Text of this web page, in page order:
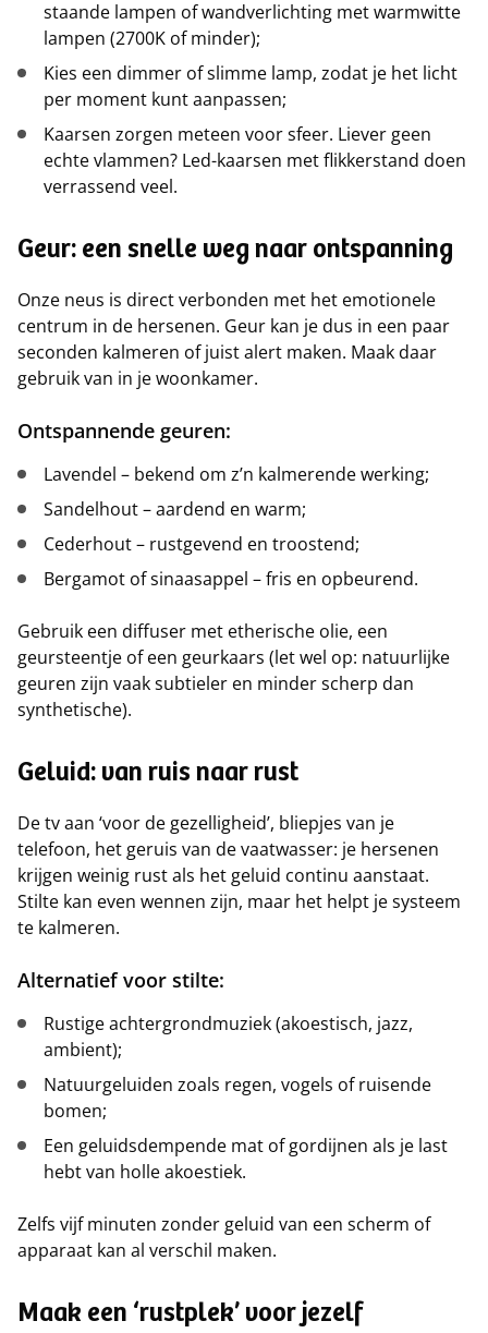
staande lampen of wandverlichting met warmwitte
lampen (2700K of minder);
Kies een dimmer of slimme lamp, zodat je het licht
per moment kunt aanpassen;
Kaarsen zorgen meteen voor sfeer. Liever geen
echte vlammen? Led-kaarsen met flikkerstand doen
verrassend veel.
Geur: een snelle weg naar ontspanning
Onze neus is direct verbonden met het emotionele
centrum in de hersenen. Geur kan je dus in een paar
seconden kalmeren of juist alert maken. Maak daar
gebruik van in je woonkamer.
Ontspannende geuren:
Lavendel – bekend om z’n kalmerende werking;
Sandelhout – aardend en warm;
Cederhout – rustgevend en troostend;
Bergamot of sinaasappel – fris en opbeurend.
Gebruik een diffuser met etherische olie, een
geursteentje of een geurkaars (let wel op: natuurlijke
geuren zijn vaak subtieler en minder scherp dan
synthetische).
Geluid: van ruis naar rust
De tv aan ‘voor de gezelligheid’, bliepjes van je
telefoon, het geruis van de vaatwasser: je hersenen
krijgen weinig rust als het geluid continu aanstaat.
Stilte kan even wennen zijn, maar het helpt je systeem
te kalmeren.
Alternatief voor stilte:
Rustige achtergrondmuziek (akoestisch, jazz,
ambient);
Natuurgeluiden zoals regen, vogels of ruisende
bomen;
Een geluidsdempende mat of gordijnen als je last
hebt van holle akoestiek.
Zelfs vijf minuten zonder geluid van een scherm of
apparaat kan al verschil maken.
Maak een ‘rustplek’ voor jezelf